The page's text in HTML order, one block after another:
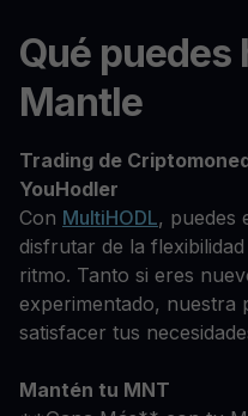
Qué puedes
Mantle
Trading de
YouHodler
Con MultiHODL, puedes
disfrutar de la
ritmo. Tanto si eres
experimentado, nuestra
satisfacer tus
Mantén tu MNT